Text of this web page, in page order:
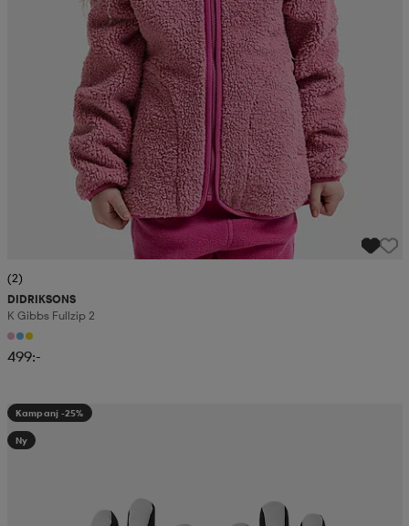
(2)
DIDRIKSONS
K Gibbs Fullzip 2
499:-
Kampanj -25%
Ny